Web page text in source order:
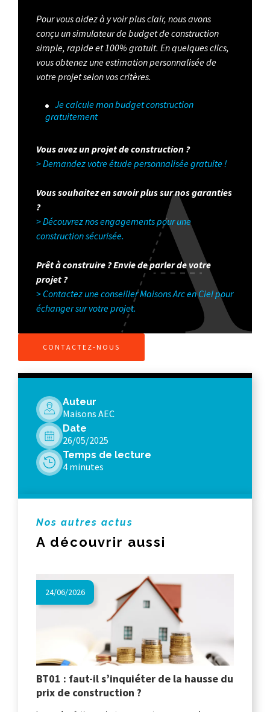
Pour vous aidez à y voir plus clair, nous avons
conçu un simulateur de budget de construction
simple, rapide et 100% gratuit. En quelques clics,
vous obtenez une estimation personnalisée de
votre projet selon vos critères.
Je calcule mon budget construction
gratuitement
Vous avez un projet de construction ?
> Demandez votre étude personnalisée gratuite !
Vous souhaitez en savoir plus sur nos garanties
?
> Découvrez nos engagements pour une
construction sécurisée.
Prêt à construire ? Envie de parler de votre
projet ?
> Contactez une conseiller Maisons Arc en Ciel pour
échanger sur votre projet.
CONTACTEZ-NOUS
Auteur
Maisons AEC
Date
26/05/2025
Temps de lecture
4 minutes
Nos autres actus
A découvrir aussi
BT01 : faut-il s’inquiéter de la hausse du
prix de construction ?
24/06/2026